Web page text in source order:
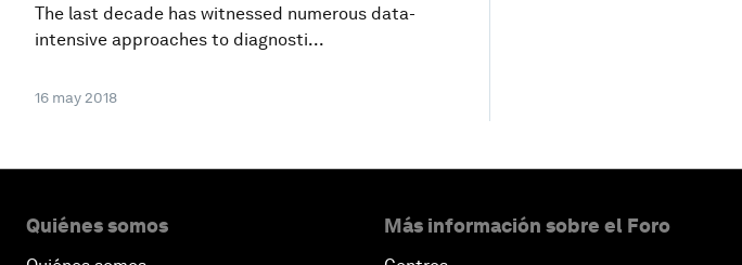
The last decade has witnessed numerous data-
intensive approaches to diagnosti...
16 may 2018
Quiénes somos Más información sobre el Foro